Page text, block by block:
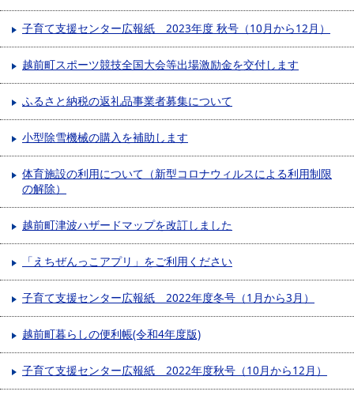
子育て支援センター広報紙 2023年度 秋号（10月から12月）
越前町スポーツ競技全国大会等出場激励金を交付します
ふるさと納税の返礼品事業者募集について
小型除雪機械の購入を補助します
体育施設の利用について（新型コロナウィルスによる利用制限
の解除）
越前町津波ハザードマップを改訂しました
「えちぜんっこアプリ」をご利用ください
子育て支援センター広報紙 2022年度冬号（1月から3月）
越前町暮らしの便利帳(令和4年度版)
子育て支援センター広報紙 2022年度秋号（10月から12月）